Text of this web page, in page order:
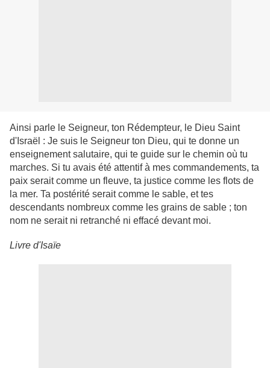
Ainsi parle le Seigneur, ton Rédempteur, le Dieu Saint
d'Israël : Je suis le Seigneur ton Dieu, qui te donne un
enseignement salutaire, qui te guide sur le chemin où tu
marches. Si tu avais été attentif à mes commandements, ta
paix serait comme un fleuve, ta justice comme les flots de
la mer. Ta postérité serait comme le sable, et tes
descendants nombreux comme les grains de sable ; ton
nom ne serait ni retranché ni effacé devant moi.
Livre d'Isaïe